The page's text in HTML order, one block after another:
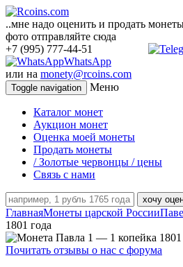
..мне надо оценить и продать
фото отправляйте сюда
+7 (995) 777-44-51
WhatsApp
или на monety@rcoins.com
Toggle navigation Меню
Каталог монет
Аукцион монет
Оценка моей монеты
Продать монеты
/ Золотые червонцы / цены
Связь с нами
хочу
ГлавнаяМонеты царской России
1801 года
Почитать отзывы о нас с форума